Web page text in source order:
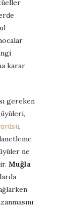
karar
gereken
,
ne
Muğla